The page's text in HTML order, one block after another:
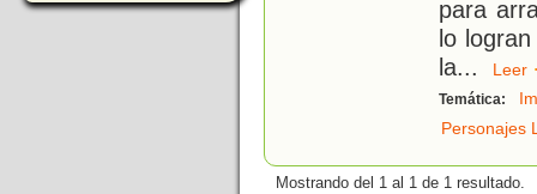
para
lo
la...
Temática:
Personajes
Mostrando del 1 al 1 de 1 resultado.